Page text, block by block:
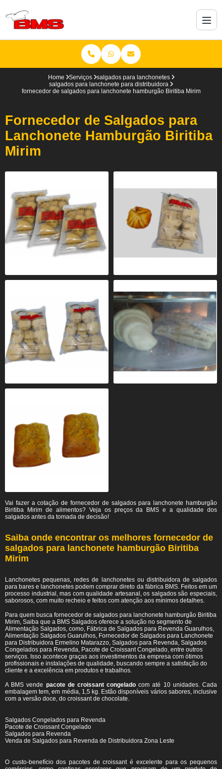
Home Serviços
salgados para lanchonetes
salgados para lanchonete para distribuidora
fornecedor de salgados para lanchonete hamburgão Biritiba Mirim
Fornecedor de Salgados para
Lanchonete Hamburgão Biritiba
Mirim
Vai fazer a cotação de fornecedor de salgados para lanchonete hamburgão
Biritiba Mirim de alimentos? Veja os preços da BMS e a qualidade dos
salgados antes da tomada de decisão!
Saiba onde encontrar os melhores fornecedor de
salgados para lanchonete hamburgão Biritiba
Mirim
Lanchonetes pequenas, redes de lanchonetes ou distribuidora de salgados
para bares e lanchonetes podem comprar direto da fábrica BMS. Feitos em um
processo industrial, mas com qualidade artesanal, os salgados são especiais,
saborosos, com muito recheio e feitos com atenção aos mínimos detalhes.
Para quem busca fornecedor de salgados para lanchonete hamburgão Biritiba
Mirim, Saiba que a BMS Salgados oferece a solução no segmento de
Alimentação Salgados, como, Fábrica de Salgados para Revenda Guarulhos,
Alimentação Salgados Guarulhos, Fornecedor de Salgados para Lanchonete
para Distribuidora Ermelino Matarazzo, Salgados para Revenda, Salgados
Congelados para Revenda, Pacote de Croissant Congelado, entre outros
serviços. Isso acontece graças aos investimentos da empresa com ótimos
profissionais e instalações de qualidade, buscando sempre a satisfação do
cliente e a excelência em produtos e trabalhos.
A BMS vende pacote de croissant congelado com até 10 unidades. Cada
embalagem tem, em média, 1,5 kg. Estão disponíveis vários sabores, inclusive
com a versão doce, do croissant de chocolate.
Salgados Congelados para Revenda
Pacote de Croissant Congelado
Salgados para Revenda
Venda de Salgados para Revenda de Distribuidora Zona Leste
O custo-benefício dos pacotes de croissant é excelente para os pequenos